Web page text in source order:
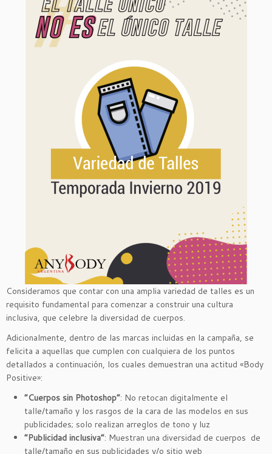
Consideramos que contar con una amplia variedad de talles es un
requisito fundamental para comenzar a construir una cultura
inclusiva, que celebre la diversidad de cuerpos.
Adicionalmente, dentro de las marcas incluidas en la campaña, se
felicita a aquellas que cumplen con cualquiera de los puntos
detallados a continuación, los cuales demuestran una actitud «Body
Positive»:
“Cuerpos sin Photoshop”: No retocan digitalmente el
talle/tamaño y los rasgos de la cara de las modelos en sus
publicidades; solo realizan arreglos de tono y luz
“Publicidad inclusiva”: Muestran una diversidad de cuerpos de
talle/tamaño en sus publicidades y/o sitio web